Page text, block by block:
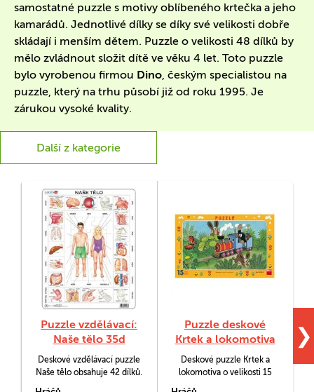
samostatné puzzle s motivy oblíbeného krtečka a jeho
kamarádů. Jednotlivé dílky se díky své velikosti dobře
skládají i menším dětem. Puzzle o velikosti 48 dílků by
mělo zvládnout složit dítě ve věku 4 let. Toto puzzle
bylo vyrobenou firmou Dino, českým specialistou na
puzzle, který na trhu působí již od roku 1995. Je
zárukou vysoké kvality.
Další z kategorie
Puzzle vzdělávací:
Naše tělo 35d
Deskové vzdělávací puzzle
Naše tělo obsahuje 42 dílků.
Puzzle deskové
Krtek a lokomotiva
15d
Deskové puzzle Krtek a
lokomotiva o velikosti 15
❯